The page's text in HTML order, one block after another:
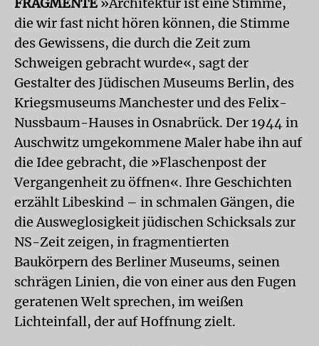
die wir fast nicht hören können, die Stimme
des Gewissens, die durch die Zeit zum
Schweigen gebracht wurde«, sagt der
Gestalter des Jüdischen Museums Berlin, des
Kriegsmuseums Manchester und des Felix-
Nussbaum-Hauses in Osnabrück. Der 1944 in
Auschwitz umgekommene Maler habe ihn auf
die Idee gebracht, die »Flaschenpost der
Vergangenheit zu öffnen«. Ihre Geschichten
erzählt Libeskind – in schmalen Gängen, die
die Ausweglosigkeit jüdischen Schicksals zur
NS-Zeit zeigen, in fragmentierten
Baukörpern des Berliner Museums, seinen
schrägen Linien, die von einer aus den Fugen
geratenen Welt sprechen, im weißen
Lichteinfall, der auf Hoffnung zielt.